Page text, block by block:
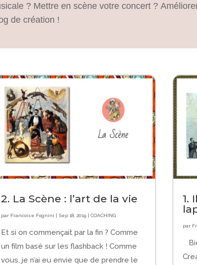
? Mettre en scène votre concert ?
de création !
2. La Scène : l’art de la vie
par Francoise Fognini | Sep 18, 2019| COACHING
Et si on commençait par la fin ? Comme
un film basé sur les flashback ! Comme
vous, je n’ai eu envie que de prendre le
1.
par